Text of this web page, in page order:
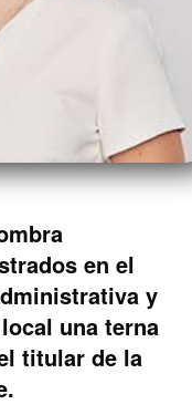
en el
y
una terna
titular de la